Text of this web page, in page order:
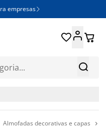
empresas

 
Almofadas decorativas e capas 